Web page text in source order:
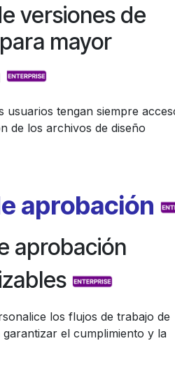
versiones de
mayor
usuarios tengan siempre
de los archivos de diseño
aprobación
aprobación
los flujos de trabajo de
el cumplimiento y la